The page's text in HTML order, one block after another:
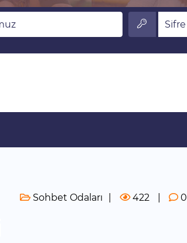
Sifre
Sohbet Odaları 422 0